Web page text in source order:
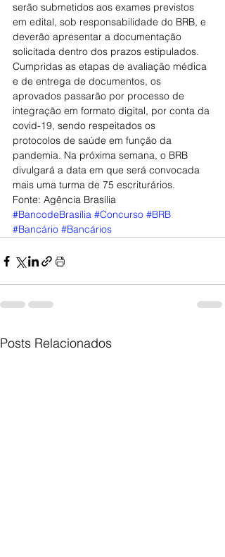
serão submetidos aos exames previstos
em edital, sob responsabilidade do BRB, e
deverão apresentar a documentação
solicitada dentro dos prazos estipulados.
Cumpridas as etapas de avaliação médica
e de entrega de documentos, os
aprovados passarão por processo de
integração em formato digital, por conta da
covid-19, sendo respeitados os
protocolos de saúde em função da
pandemia. Na próxima semana, o BRB
divulgará a data em que será convocada
mais uma turma de 75 escriturários.
Fonte: Agência Brasília
#BancodeBrasília #Concurso #BRB
#Bancário #Bancários
Posts Relacionados